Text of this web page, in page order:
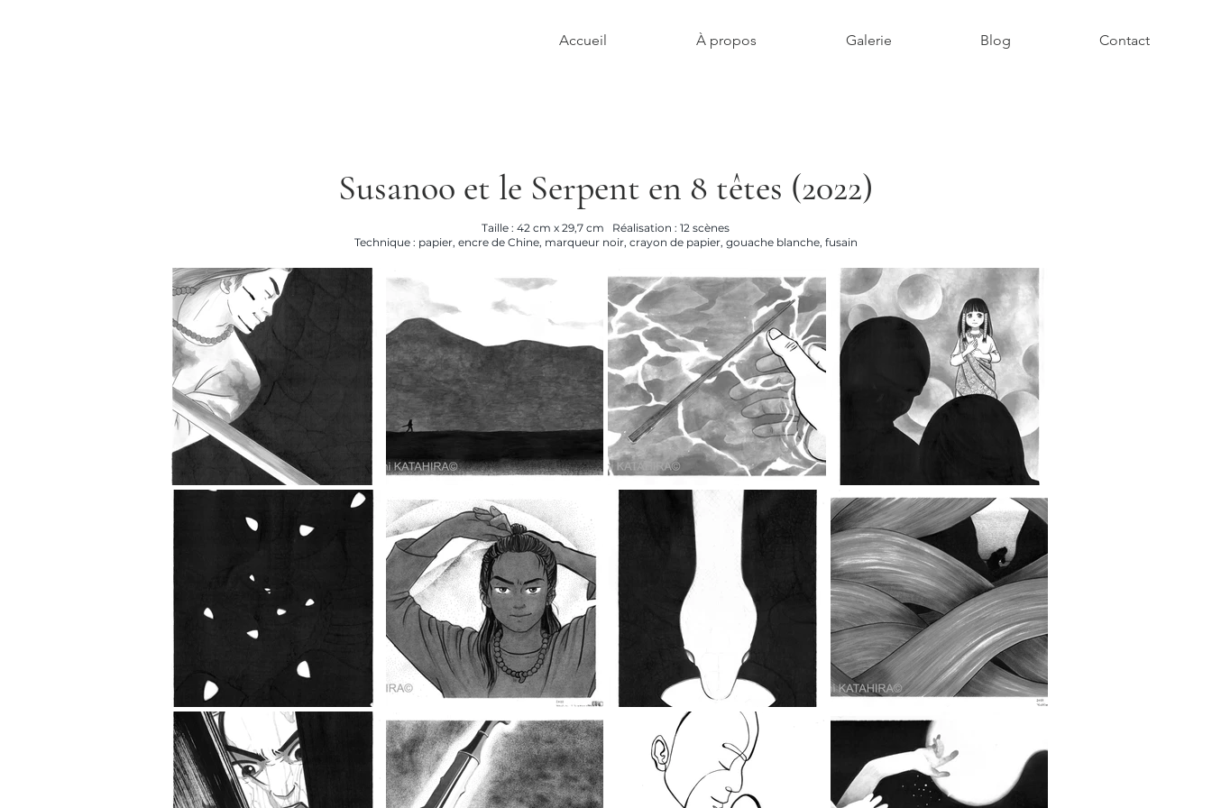
Accueil À propos Galerie Blog Contact
Susanoo et le Serpent en 8 têtes (2022)
Taille : 42 cm x 29,7 cm Réalisation : 12 scènes
Technique : papier, encre de Chine, marqueur noir, crayon de papier, gouache blanche, fusain